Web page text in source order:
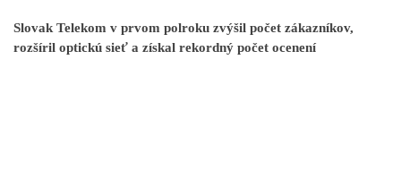
Slovak Telekom v prvom polroku zvýšil počet zákazníkov,
rozšíril optickú sieť a získal rekordný počet ocenení